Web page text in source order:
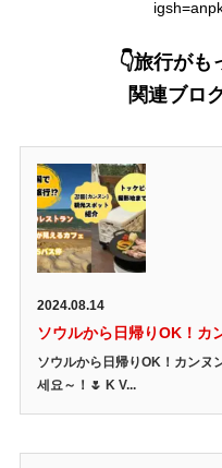
👇旅行がも
関連ブロ
2024.08.14
ソウルから日帰りOK！カ
ソウルから日帰りOK！カンヌ
세요～！🌷 K V...